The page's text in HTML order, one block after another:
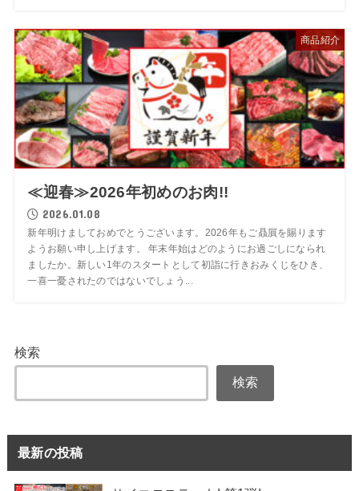
商品紹介
≪迎春≫2026年初めのお肉!!
2026.01.08
新年明けましておめでとうございます。2026年もご贔屓を賜ります
ようお願い申し上げます。 年末年始はどのようにお過ごしになられ
ましたか。新しい1年のスタートとして初詣に行きおみくじをひき、
一喜一憂されたのではないでしょう...
検索
検索
最新の投稿